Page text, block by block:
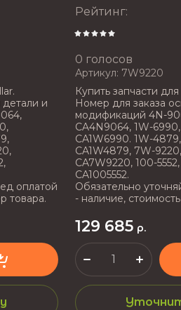
и
оплатой
товара.
Рейтинг:
0 голосов
Артикул: 7W9220
Купить запчасти
Номер для заказа
модификаций 4N-
CA4N9064, 1W-
CA1W6990. 1W-
CA1W4879, 7W-
CA7W9220, 100-5552,
CA1005552.
Обязательно
- наличие,
129 685 р.